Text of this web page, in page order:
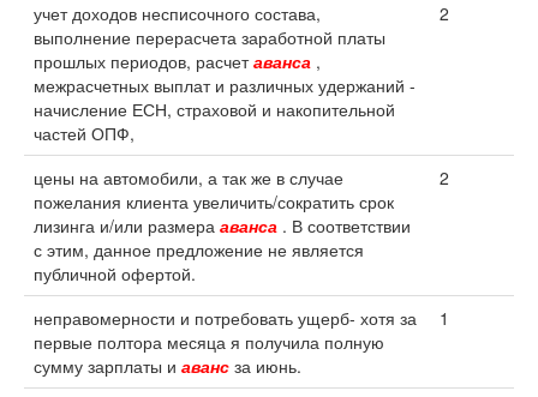
учет доходов несписочного состава,
выполнение перерасчета заработной платы
прошлых периодов, расчетаванса ,
межрасчетных выплат и различных удержаний -
начисление ЕСН, страховой и накопительной
частей ОПФ,
2
цены на автомобили, а так же в случае
пожелания клиента увеличить/сократить срок
лизинга и/или размера аванса . В соответствии
с этим, данное предложение не является
публичной офертой.
2
неправомерности и потребовать ущерб- хотя за
первые полтора месяца я получила полную
сумму зарплаты и аванс за июнь.
1